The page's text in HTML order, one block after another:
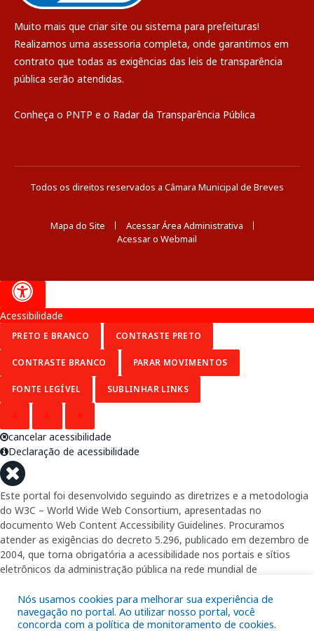
Muito mais que criar site ou sistema para prefeituras!
Realizamos uma assessoria completa, onde garantimos em
contrato que todas as exigências das leis de transparência
pública serão atendidas.
Conheça o PNTP e o Radar da Transparência Pública
Todos os direitos reservados a Câmara Municipal de Breves
Mapa do Site
Acessar Área Administrativa
Acessar o Webmail
Nós usamos cookies para melhorar sua experiência de
navegação no portal. Ao utilizar nosso portal, você
concorda com a política de monitoramento de cookies.
Acessibilidade
PRETO E BRANCO CONTRASTE PRETO
CONTRASTE BRANCO PARAR MOVIMENTOS
FONTE LEGÍVEL SUBLINHAR LINKS
cancelar acessibilidade
Declaração de acessibilidade
Este portal foi desenvolvido seguindo as diretrizes e a metodologia
do W3C – World Wide Web Consortium, apresentadas no
documento Web Content Accessibility Guidelines. Procuramos
atender as exigências do decreto 5.296, publicado em dezembro de
2004, que torna obrigatória a acessibilidade nos portais e sítios
eletrônicos da administração pública na rede mundial de
garantindo-lhes o pleno acesso aos conteúdos disponíveis.
Além de validações automáticas, foram realizados testes em